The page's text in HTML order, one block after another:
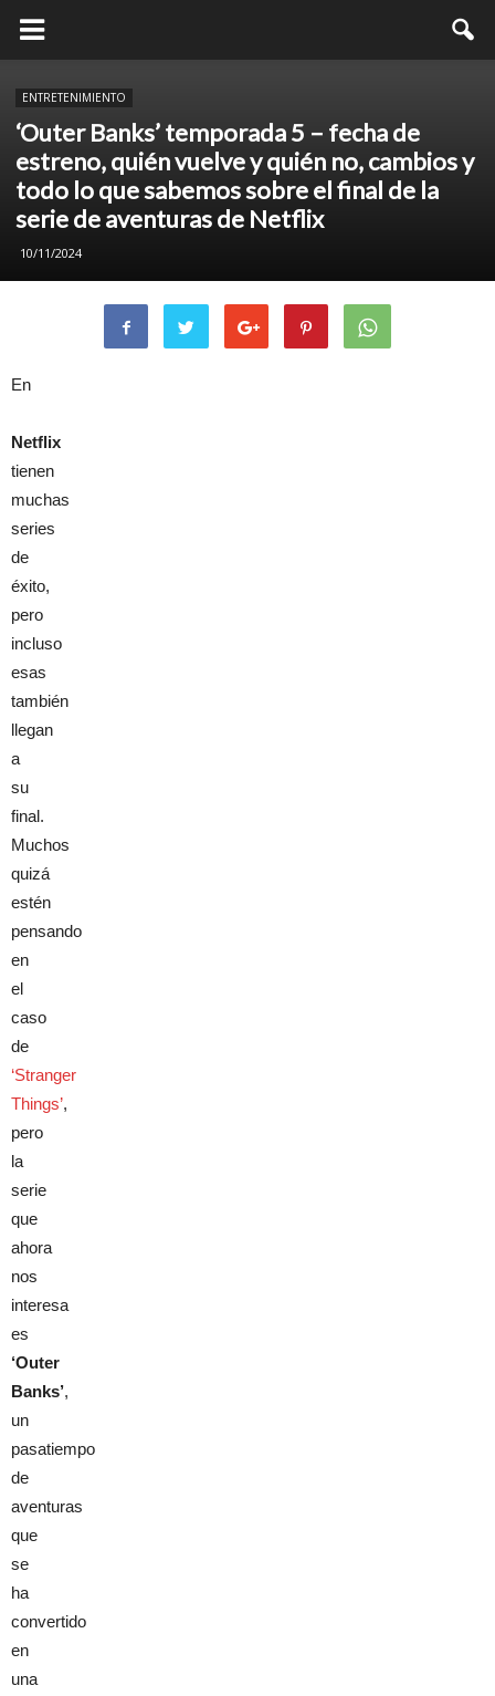
ENTRETENIMIENTO
‘Outer Banks’ temporada 5 – fecha de
estreno, quién vuelve y quién no, cambios y
todo lo que sabemos sobre el final de la
serie de aventuras de Netflix
10/11/2024
En
Netflix
tienen
muchas
series
de
éxito,
pero
incluso
esas
también
llegan
a
su
final.
Muchos
quizá
estén
pensando
en
el
caso
de
‘Stranger
Things’,
pero
la
serie
que
ahora
nos
interesa
es
‘Outer
Banks’,
un
pasatiempo
de
aventuras
que
se
ha
convertido
en
una